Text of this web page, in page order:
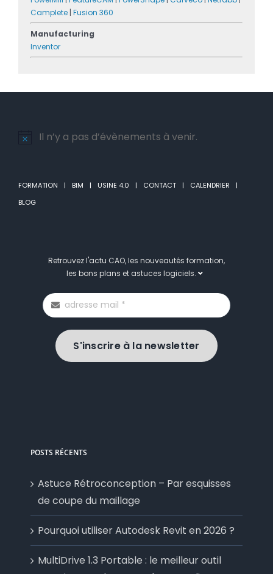
Camplete | Fusion 360
Manufacturing
Inventor
Notice
Il n’y a pas d’évènements à venir.
FORMATION BIM USINE 4.0 CONTACT
CALENDRIER
BLOG
Retrouvez l'actu CAO, les nouveautés formation,
les bons plans et astuces logiciels.
S'inscrire à la newsletter
POSTS RÉCENTS
Astuce Rétroconception – Par esquisses
de coupe du maillage
Pourquoi utiliser Autodesk Revit en 2026 ?
MultiDrive 1.3 Portable : le meilleur outil